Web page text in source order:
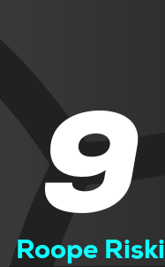
9
Roope Riski